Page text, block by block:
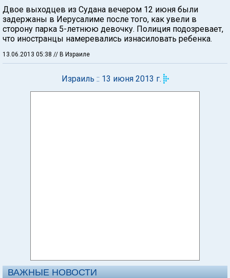
Двое выходцев из Судана вечером 12 июня были
задержаны в Иерусалиме после того, как увели в
сторону парка 5-летнюю девочку. Полиция подозревает,
что иностранцы намеревались изнасиловать ребенка.
13.06.2013 05:38 // В Израиле
Израиль :: 13 июня 2013 г.
ВАЖНЫЕ НОВОСТИ